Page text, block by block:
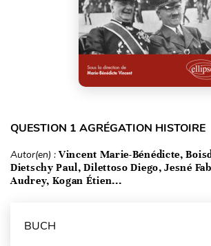
QUESTION 1 AGRÉGATION HISTOIRE
Autor(en) : Vincent Marie-Bénédicte,
Dietschy Paul, Dilettoso Diego, Jesné
Audrey, Kogan Étien...
BUCH